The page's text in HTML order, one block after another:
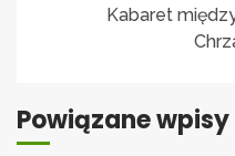
Kabaret
Powiązane wpisy